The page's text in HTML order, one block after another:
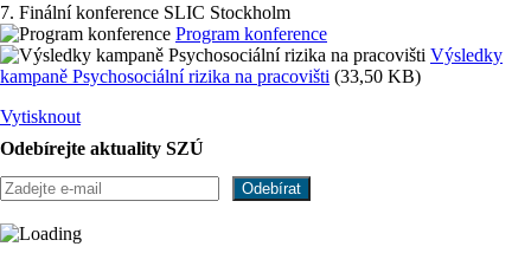
7. Finální konference SLIC Stockholm
Program konference
Výsledky
kampaně Psychosociální rizika na pracovišti (33,50 KB)
Vytisknout
Odebírejte aktuality SZÚ